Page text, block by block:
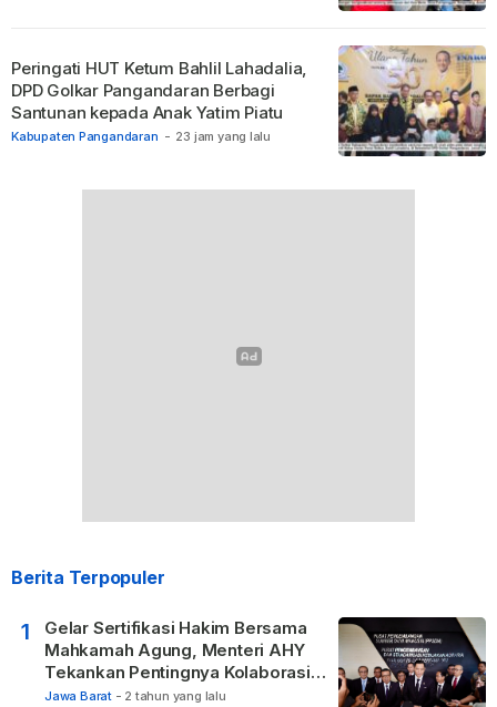
Kabupaten Pangandaran - 23 jam yang lalu
Peringati HUT Ketum Bahlil Lahadalia,
DPD Golkar Pangandaran Berbagi
Santunan kepada Anak Yatim Piatu
Berita Terpopuler
1
Gelar Sertifikasi Hakim Bersama
Mahkamah Agung, Menteri AHY
Tekankan Pentingnya Kolaborasi
untuk Hadirkan Keadilan bagi
Jawa Barat - 2 tahun yang lalu